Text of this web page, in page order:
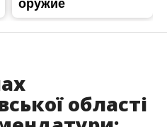
області